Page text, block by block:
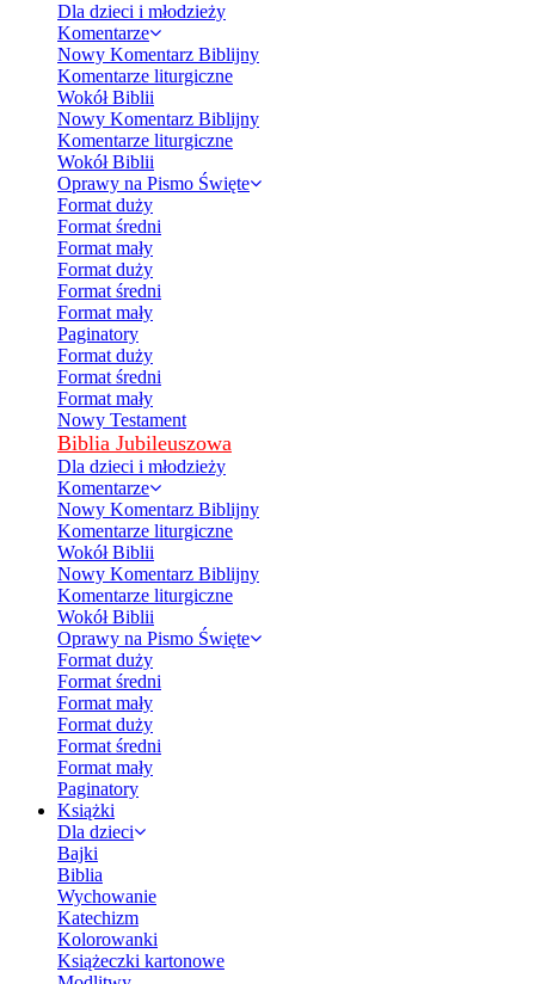
Dla dzieci i młodzieży
Komentarze
Nowy Komentarz Biblijny
Komentarze liturgiczne
Wokół Biblii
Nowy Komentarz Biblijny
Komentarze liturgiczne
Wokół Biblii
Oprawy na Pismo Święte
Format duży
Format średni
Format mały
Format duży
Format średni
Format mały
Paginatory
Format duży
Format średni
Format mały
Nowy Testament
Biblia Jubileuszowa
Dla dzieci i młodzieży
Komentarze
Nowy Komentarz Biblijny
Komentarze liturgiczne
Wokół Biblii
Nowy Komentarz Biblijny
Komentarze liturgiczne
Wokół Biblii
Oprawy na Pismo Święte
Format duży
Format średni
Format mały
Format duży
Format średni
Format mały
Paginatory
Książki
Dla dzieci
Bajki
Biblia
Wychowanie
Katechizm
Kolorowanki
Książeczki kartonowe